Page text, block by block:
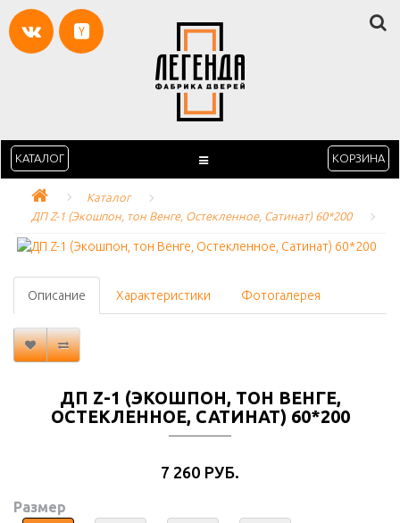
КАТАЛОГ КОРЗИНА
Каталог
ДП Z-1 (Экошпон, тон Венге, Остекленное, Сатинат) 60*200
Описание Характеристики Фотогалерея
ДП Z-1 (ЭКОШПОН, ТОН ВЕНГЕ,
ОСТЕКЛЕННОЕ, САТИНАТ) 60*200
7 260 РУБ.
Размер